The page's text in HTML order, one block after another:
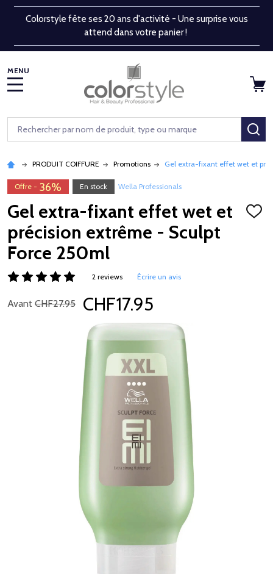
Colorstyle fête ses 20 ans d'activité - Une surprise vous
attend dans votre panier !
Rechercher
PRODUIT COIFFURE Promotions Gel extra-fixant effet wet et
Offre - 36% En stock Wella Professionals
Gel extra-fixant effet wet et
précision extrême - Sculpt
Force 250ml
2 reviews Écrire un avis
Avant CHF27.95 CHF17.95